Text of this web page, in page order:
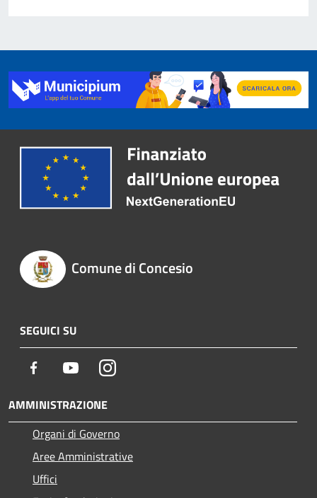
Comune di Concesio
SEGUICI SU
Facebook YoutubeInstagram
AMMINISTRAZIONE
Organi di Governo
Aree Amministrative
Uffici